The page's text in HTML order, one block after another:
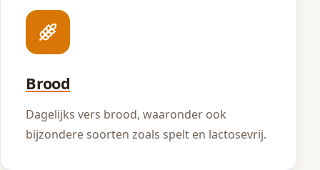
Brood
Dagelijks vers brood, waaronder ook
bijzondere soorten zoals spelt en lactosevrij.